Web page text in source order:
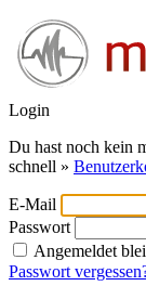
Login
Du hast noch kein
schnell »
E-Mail
Passwort
Angemeldet
Passwort